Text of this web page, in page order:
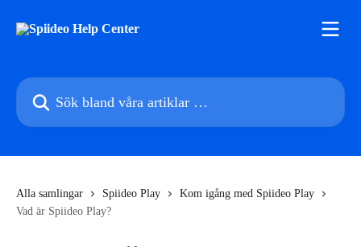
Sök bland våra artiklar …
Alla samlingar Spiideo Play
Kom igång med Spiideo Play
Vad är Spiideo Play?